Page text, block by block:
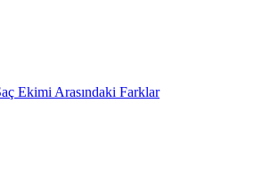
Ekimi Arasındaki Farklar